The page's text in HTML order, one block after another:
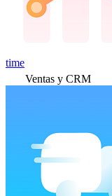
time
Ventas y CRM